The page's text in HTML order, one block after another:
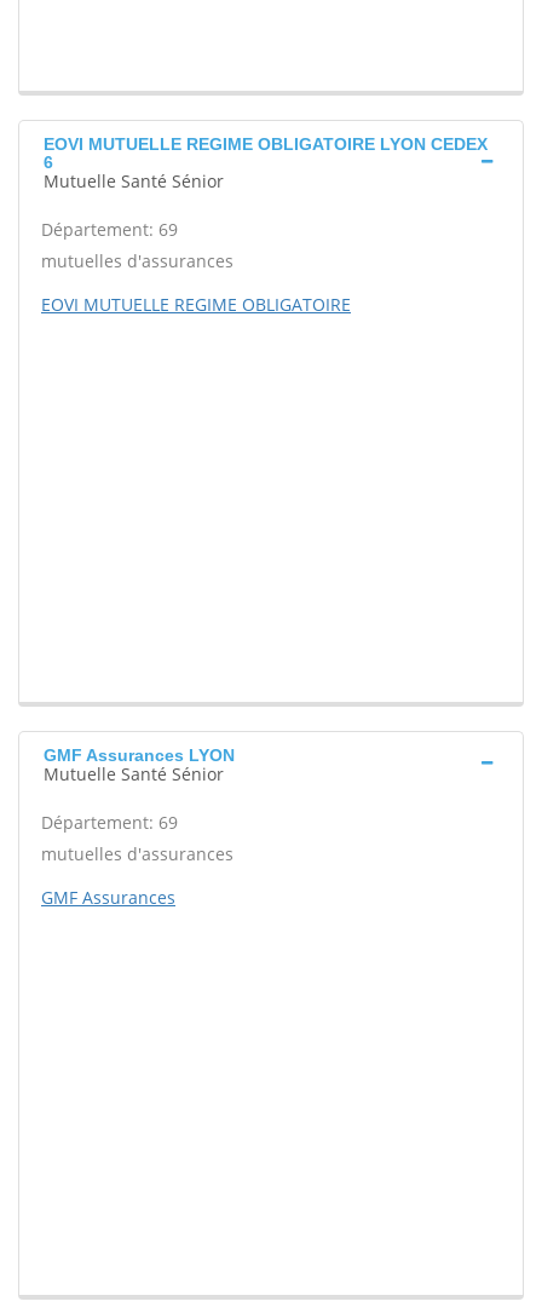
EOVI MUTUELLE REGIME OBLIGATOIRE LYON CEDEX
6
Mutuelle Santé Sénior
Département: 69
mutuelles d'assurances
EOVI MUTUELLE REGIME OBLIGATOIRE
GMF Assurances LYON
Mutuelle Santé Sénior
Département: 69
mutuelles d'assurances
GMF Assurances